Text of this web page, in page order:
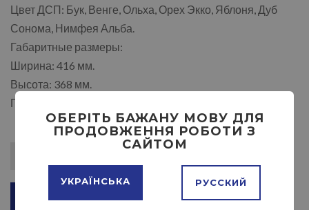
Цвет ДСП: Бук, Венге, Ольха, Орех Экко, Яблоня, Дуб
Сонома, Нимфея Альба.
Габаритные размеры:
Ширина: 416 мм.
Высота: 368 мм.
Глубина: 216 мм.
ДОБАВИТЬ В КОРЗИНУ
ОБЕРІТЬ БАЖАНУ МОВУ ДЛЯ
ПРОДОВЖЕННЯ РОБОТИ З
САЙТОМ
УКРАЇНСЬКА РУССКИЙ